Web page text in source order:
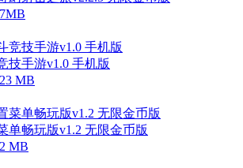
技手游v1.0 手机版
MB
单畅玩版v1.2 无限金币版
MB